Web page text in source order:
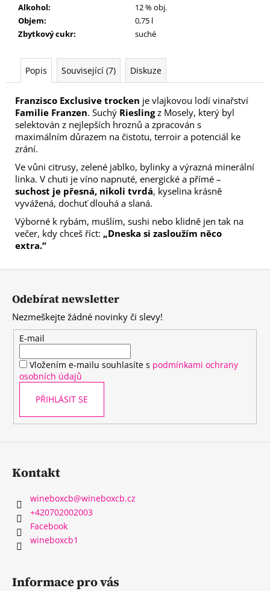
Alkohol:
12 % obj.
Objem:
0,75 l
Zbytkový cukr: suché
Popis Související (7) Diskuze
Franzisco Exclusive trocken je vlajkovou lodí vinařství
Familie Franzen. Suchý Rieslingz Mosely, který byl
selektován z nejlepších hroznů a zpracován s
maximálním důrazem na čistotu, terroir a potenciál ke
zrání.
Ve vůni citrusy, zelené jablko, bylinky a výrazná minerální
linka. V chuti je víno napnuté, energické a přímé –
suchost je přesná, nikoli tvrdá, kyselina krásně
vyvážená, dochuť dlouhá a slaná.
Výborné k rybám, mušlím, sushi nebo klidně jen tak na
večer, kdy chceš říct: „Dneska si zasloužím něco
extra.“
Z
Odebírat newsletter
Nezmeškejte žádné novinky či slevy!
E-mail
Vložením e-mailu souhlasíte s podmínkami ochrany
osobních údajů
PŘIHLÁSIT SE
Kontakt
wineboxcb@wineboxcb.cz
+420702002003
Facebook
wineboxcb1
Informace pro vás